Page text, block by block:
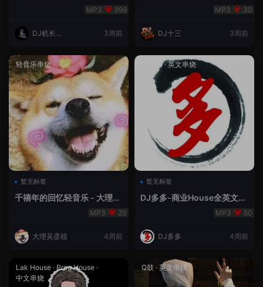
夜5】House摇摆节奏✈️纯净999
DJ机长云
3周前
30
DJ十三 3周前
轻音乐串烧
暂无标签
千禧年的回忆轻音乐 - 大理吴
20
大理吴彦祖 4周前
House·英文串烧
暂无标签
DJ多多-商业House全英文经
50
DJ多多 4周前
Lak House · Prog House ·
中文串烧
Q鼓 · 英文串烧